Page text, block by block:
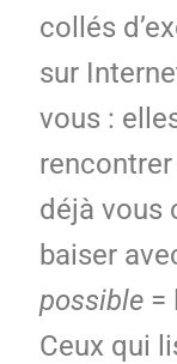
collés
sur
vous :
déjà vous
baiser
possible=
Ceux qui